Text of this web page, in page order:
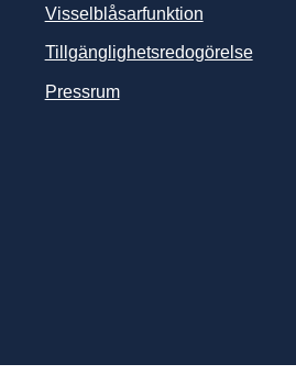
Visselblåsarfunktion
Tillgänglighetsredogörelse
PressrumLänk till annan